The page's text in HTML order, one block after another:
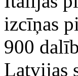
izcīņas
900
Latvijas